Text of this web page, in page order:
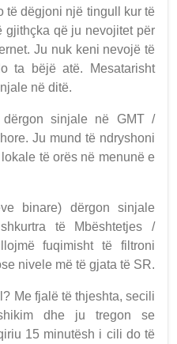
të dëgjoni një tingull kur të
që ju nevojitet për
Ju nuk keni nevojë të
ta bëjë atë. Mesatarisht
në ditë.
dërgon sinjale në GMT /
Ju mund të ndryshoni
të orës në menunë e
binare) dërgon sinjale
të Mbështetjes /
fuqimisht të filtroni
nivele më të gjata të SR.
Me fjalë të thjeshta, secili
dhe ju tregon se
15 minutësh i cili do të